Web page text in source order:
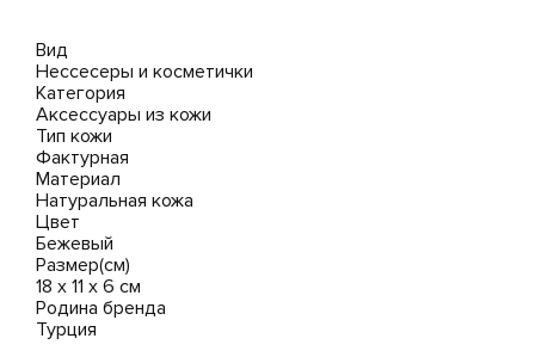
Вид
Нессесеры и косметички
Категория
Аксессуары из кожи
Тип кожи
Фактурная
Материал
Натуральная кожа
Цвет
Бежевый
Размер(см)
18 x 11 x 6 см
Родина бренда
Турция